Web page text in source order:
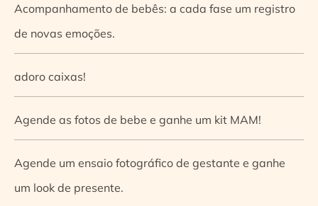
Acompanhamento de bebês: a cada fase um registro
de novas emoções.
adoro caixas!
Agende as fotos de bebe e ganhe um kit MAM!
Agende um ensaio fotográfico de gestante e ganhe
um look de presente.